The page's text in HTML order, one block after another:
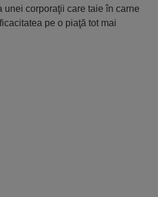
unei corporaţii care taie în carne
pe o piaţă tot mai